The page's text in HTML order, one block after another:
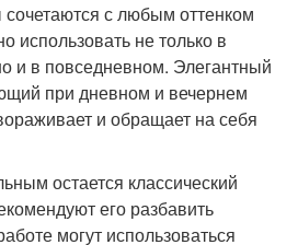
с любым оттенком
использовать не только в
и в повседневном. Элегантный
при дневном и вечернем
и обращает на себя
остается классический
его разбавить
могут использоваться